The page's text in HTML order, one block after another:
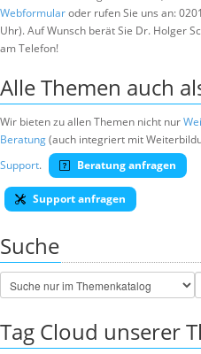
Webformularoder rufen Sie uns an:
Uhr). Auf Wunsch berät Sie Dr. Holger
am Telefon!
Alle Themen auch
Wir bieten zu allen Themen nicht nur
Beratung(auch integriert mit
Support. Beratung anfragen
Support anfragen
Suche
Tag Cloud unserer